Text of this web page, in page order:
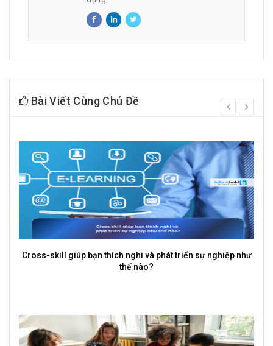
Bài Viết Cùng Chủ Đề
Cross-skill giúp bạn thích nghi và phát triển sự nghiệp như
thế nào?
prev